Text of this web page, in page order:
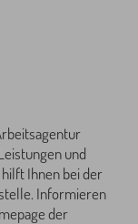
und
Ihnen bei der
Informieren
der